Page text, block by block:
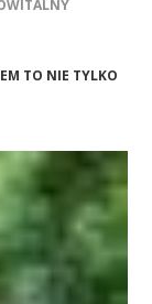
TO NIE TYLKO